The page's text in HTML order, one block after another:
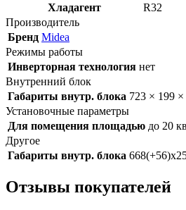
Хладагент
R32
Производитель
Бренд Midea
Режимы работы
Инверторная технология нет
Внутренний блок
Габариты внутр. блока 723 × 199
Установочные параметры
Для помещения площадью до 20
Другое
Габариты внутр. блока
Отзывы покупателей